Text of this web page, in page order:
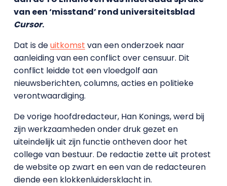
van een ‘misstand’ rond universiteitsblad
Cursor.
Dat is deuitkomst van een onderzoek naar
aanleiding van een conflict over censuur. Dit
conflict leidde tot een vloedgolf aan
nieuwsberichten, columns, acties en politieke
verontwaardiging.
De vorige hoofdredacteur, Han Konings, werd bij
zijn werkzaamheden onder druk gezet en
uiteindelijk uit zijn functie ontheven door het
college van bestuur. De redactie zette uit protest
de website op zwart en een van de redacteuren
diende een klokkenluidersklacht in.